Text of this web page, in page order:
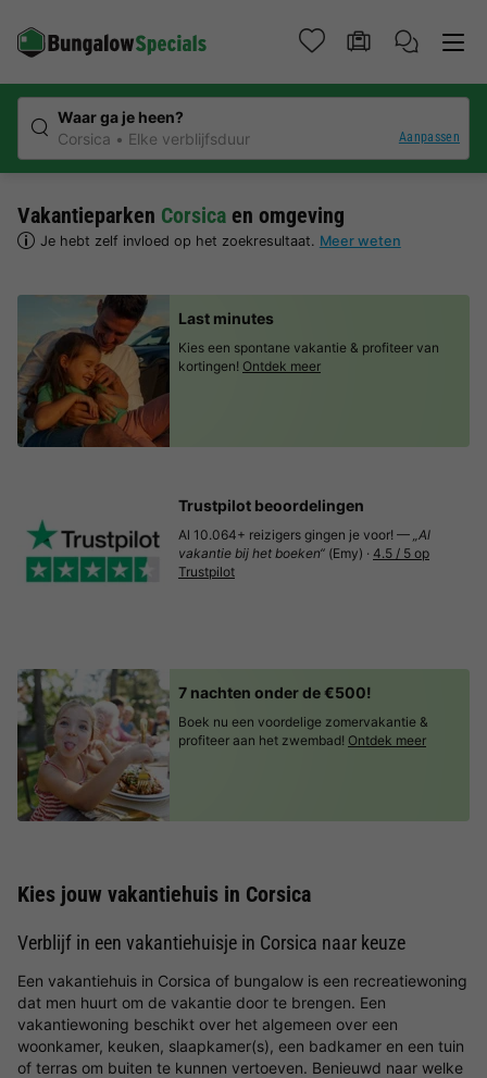
Waar ga je heen?
Corsica
Elke verblijfsduur Aanpassen
Vakantieparken Corsica en omgeving
Je hebt zelf invloed op het zoekresultaat. Meer weten
Last minutes
Kies een spontane vakantie & profiteer van
kortingen! Ontdek meer
Trustpilot beoordelingen
Al 10.064+ reizigers gingen je voor! — „Al
vakantie bij het boeken“ (Emy) · 4.5 / 5 op
Trustpilot
7 nachten onder de €500!
Boek nu een voordelige zomervakantie &
profiteer aan het zwembad! Ontdek meer
Kies jouw vakantiehuis in Corsica
Verblijf in een vakantiehuisje in Corsica naar keuze
Een vakantiehuis in Corsica of bungalow is een recreatiewoning
dat men huurt om de vakantie door te brengen. Een
vakantiewoning beschikt over het algemeen over een
woonkamer, keuken, slaapkamer(s), een badkamer en een tuin
of terras om buiten te kunnen vertoeven. Benieuwd naar welke